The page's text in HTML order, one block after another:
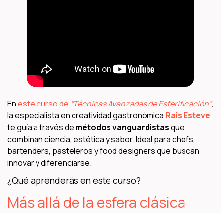
Eneste curso de “Técnicas Avanzadas de Esferificación”,
la especialista en creatividad gastronómica Rais Esteve
te guía a través de métodos vanguardistasque
combinan ciencia, estética y sabor. Ideal para chefs,
bartenders, pasteleros y food designers que buscan
innovar y diferenciarse.
¿Qué aprenderás en este curso?
Más allá de la esfera clásica